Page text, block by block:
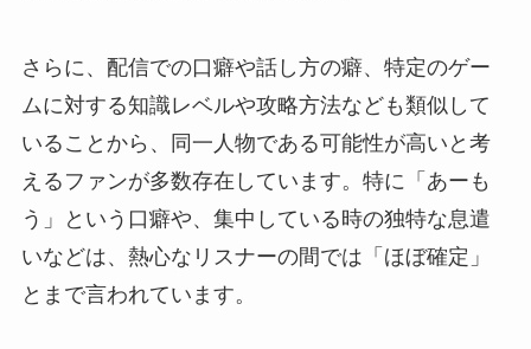
さらに、配信での口癖や話し方の癖、特定のゲー
ムに対する知識レベルや攻略方法なども類似して
いることから、同一人物である可能性が高いと考
えるファンが多数存在しています。特に「あーも
う」という口癖や、集中している時の独特な息遣
いなどは、熱心なリスナーの間では「ほぼ確定」
とまで言われています。